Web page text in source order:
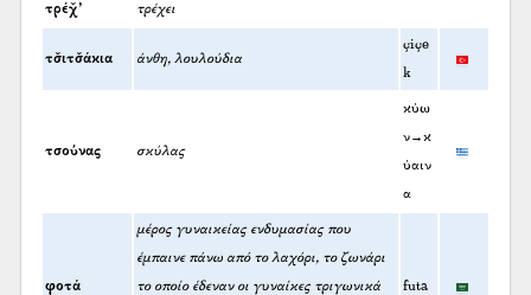
τρέχ̌’ τρέχει
τσ̌ιτσ̌άκια άνθη, λουλούδια
çiçe
k
τσούνας σκύλας
κύω
ν→κ
ύαιν
α
φοτά
μέρος γυναικείας ενδυμασίας που
έμπαινε πάνω από το λαχόρι, το ζωνάρι
το οποίο έδεναν οι γυναίκες τριγωνικά
futa